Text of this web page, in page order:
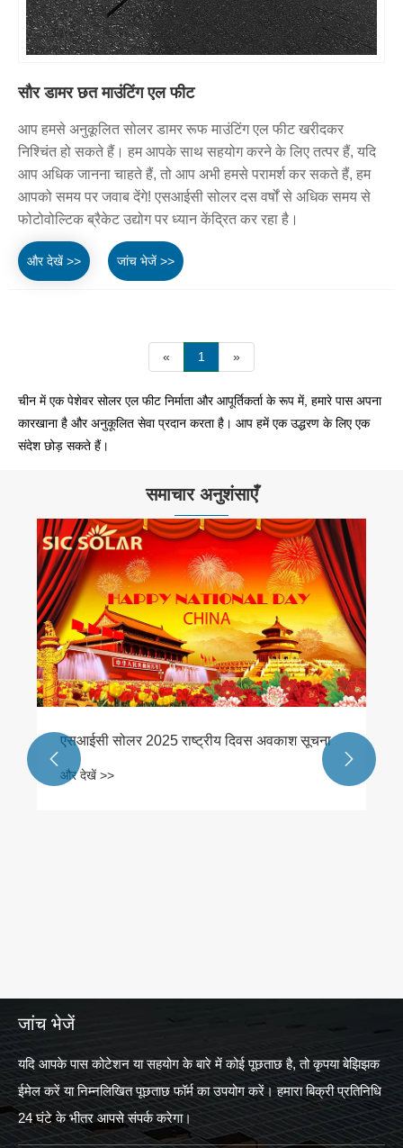
सौर डामर छत माउंटिंग एल फीट
आप हमसे अनुकूलित सोलर डामर रूफ माउंटिंग एल फीट खरीदकर
निश्चिंत हो सकते हैं। हम आपके साथ सहयोग करने के लिए तत्पर हैं, यदि
आप अधिक जानना चाहते हैं, तो आप अभी हमसे परामर्श कर सकते हैं, हम
आपको समय पर जवाब देंगे! एसआईसी सोलर दस वर्षों से अधिक समय से
फोटोवोल्टिक ब्रैकेट उद्योग पर ध्यान केंद्रित कर रहा है।
और देखें >> जांच भेजें >>
« 1 »
चीन में एक पेशेवर सोलर एल फीट निर्माता और आपूर्तिकर्ता के रूप में, हमारे पास अपना
कारखाना है और अनुकूलित सेवा प्रदान करता है। आप हमें एक उद्धरण के लिए एक
संदेश छोड़ सकते हैं।
समाचार अनुशंसाएँ
एसआईसी सोलर ने बिक्री टीम के तकनीकी कौशल को
बढ़ाया
और देखें >>
 
जांच भेजें
यदि आपके पास कोटेशन या सहयोग के बारे में कोई पूछताछ है, तो कृपया बेझिझक
ईमेल करें या निम्नलिखित पूछताछ फॉर्म का उपयोग करें। हमारा बिक्री प्रतिनिधि
24 घंटे के भीतर आपसे संपर्क करेगा।